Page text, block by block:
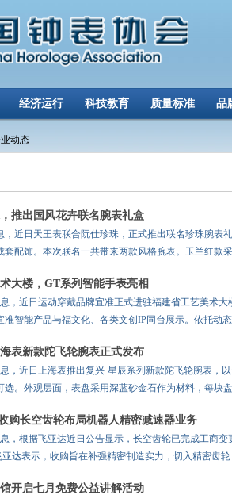
经济运行 科技教育 质量标准 品
动态
推出国风花卉联名腕表礼盒
，近日天王表联合阮仕珍珠，正式推出联名珍珠腕表
套配饰。本次联名一共带来两款风格腕表。玉兰红款
大楼，GT系列智能手表亮相
，近日运动穿戴品牌宜准正式进驻福建省工艺美术
准智能产品与福文化、各类文创IP同台展示。依托动
表新款陀飞轮腕表正式发布
，近日上海表推出复兴·星辰系列新款陀飞轮腕表，
选。外观层面，表盘采用深蓝砂金石作为材料，每块
购长空齿轮布局机器人精密减速器业务
，根据飞亚达近日公告显示，长空齿轮已完成工商
亚达表示，收购旨在补强精密制造实力，切入精密齿
开启七月免费公益讲解活动